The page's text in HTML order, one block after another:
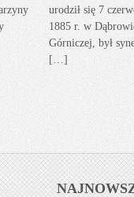
urodził się 7
1885 r. w
Górniczej, był
[…]